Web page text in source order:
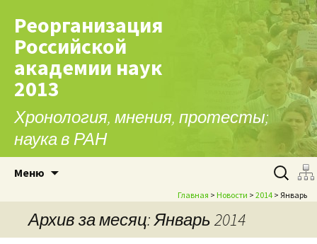
Реорганизация
Российской
академии наук
2013
Хронология, мнения, протесты;
наука в РАН
Меню Найти:
Главная > Новости > 2014 > Январь
Архив за месяц: Январь 2014